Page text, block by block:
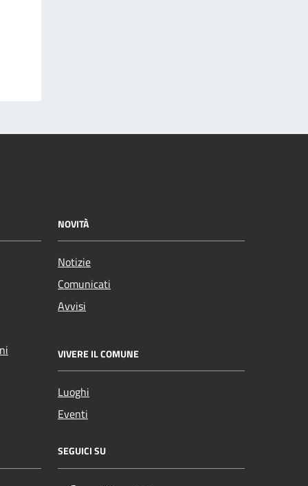
NOVITÀ
Notizie
Comunicati
Avvisi
VIVERE IL COMUNE
Luoghi
Eventi
SEGUICI SU